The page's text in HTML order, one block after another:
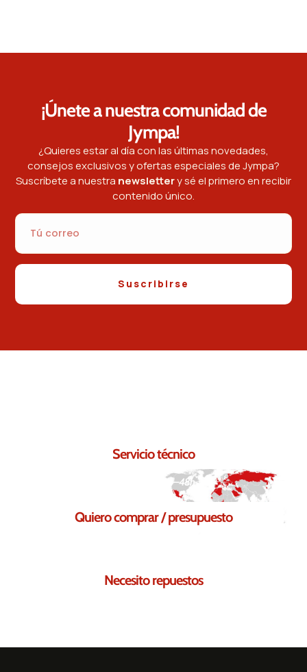
¡Únete a nuestra comunidad de
Jympa!
¿Quieres estar al día con las últimas novedades,
consejos exclusivos y ofertas especiales de Jympa?
Suscríbete a nuestra newslettery sé el primero en recibir
contenido único.
Suscribirse
Servicio técnico
Respuesta en 24–48h
Quiero comprar / presupuesto
Necesito repuestos